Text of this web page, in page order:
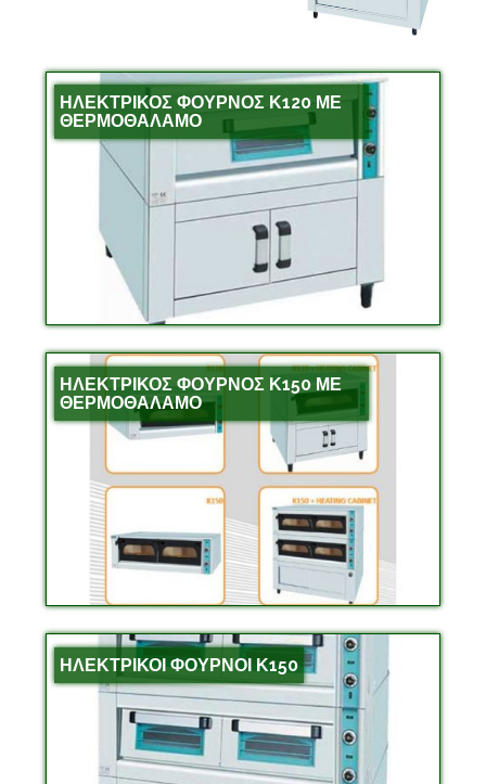
ΗΛΕΚΤΡΙΚΟΣ ΦΟΥΡΝΟΣ Κ120 ΜΕ
ΘΕΡΜΟΘΑΛΑΜΟ
ΗΛΕΚΤΡΙΚΟΣ ΦΟΥΡΝΟΣ Κ150 ΜΕ
ΘΕΡΜΟΘΑΛΑΜΟ
ΗΛΕΚΤΡΙΚΟΙ ΦΟΥΡΝΟΙ Κ150